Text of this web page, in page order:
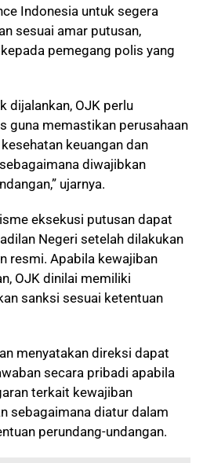
Indonesia untuk segera
sesuai amar putusan,
pemegang polis yang
dijalankan, OJK perlu
guna memastikan perusahaan
keuangan dan
diwajibkan
ujarnya.
eksekusi putusan dapat
Negeri setelah dilakukan
resmi. Apabila kewajiban
OJK dinilai memiliki
sanksi sesuai ketentuan
menyatakan direksi dapat
secara pribadi apabila
terkait kewajiban
sebagaimana diatur dalam
perundang-undangan.